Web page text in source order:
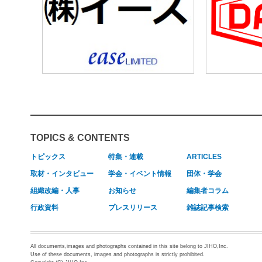
TOPICS & CONTENTS
トピックス 特集・連載 ARTICLES
取材・インタビュー 学会・イベント情報 団体・学会
組織改編・人事 お知らせ 編集者コラム
行政資料 プレスリリース 雑誌記事検索
All documents,images and photographs contained in this site belong to JIHO,Inc.
Use of these documents, images and photographs is strictly prohibited.